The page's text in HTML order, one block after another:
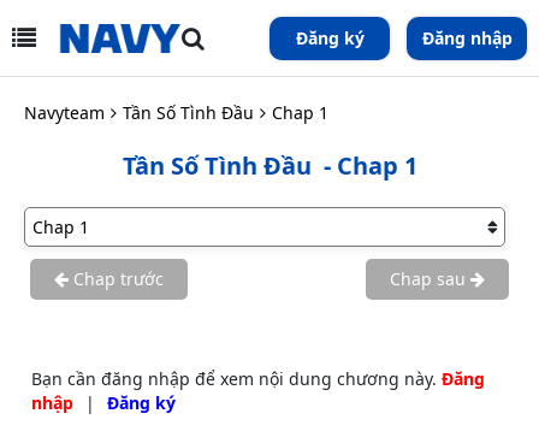
Đăng ký Đăng nhập
Navyteam Tần Số Tình Đầu Chap 1
Tần Số Tình Đầu - Chap 1
Chap trước Chap sau
Bạn cần đăng nhập để xem nội dung chương này. Đăng
nhập
| Đăng ký